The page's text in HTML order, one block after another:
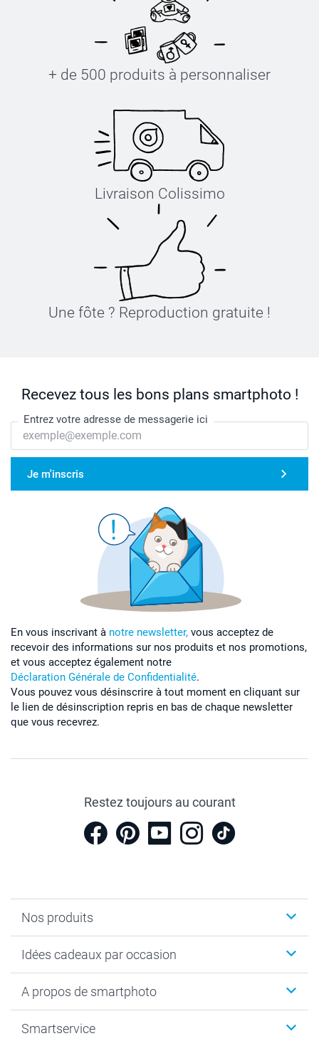
+ de 500 produits à personnaliser
Livraison Colissimo
Une fôte ? Reproduction gratuite !
Recevez tous les bons plans smartphoto !
Entrez votre adresse de messagerie ici
Je m'inscris
En vous inscrivant à notre newsletter, vous acceptez de
recevoir des informations sur nos produits et nos promotions,
et vous acceptez également notre
Déclaration Générale de Confidentialité.
Vous pouvez vous désinscrire à tout moment en cliquant sur
le lien de désinscription repris en bas de chaque newsletter
que vous recevrez.
Restez toujours au courant
Nos produits
Calendrier photo & Agenda photo
Tirage photo & agrandissement
Faire-part & Cartes
Idées cadeaux par occasion
Anniversaire
Naissance & baptême
A propos de smartphoto
Plan du site
Smartservice